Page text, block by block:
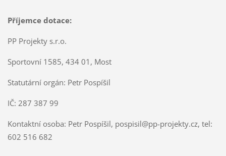
Příjemce dotace:
PP Projekty s.r.o.
Sportovní 1585, 434 01, Most
Statutární orgán: Petr Pospíšil
IČ: 287 387 99
Kontaktní osoba: Petr Pospíšil, pospisil@pp-projekty.cz, tel:
602 516 682